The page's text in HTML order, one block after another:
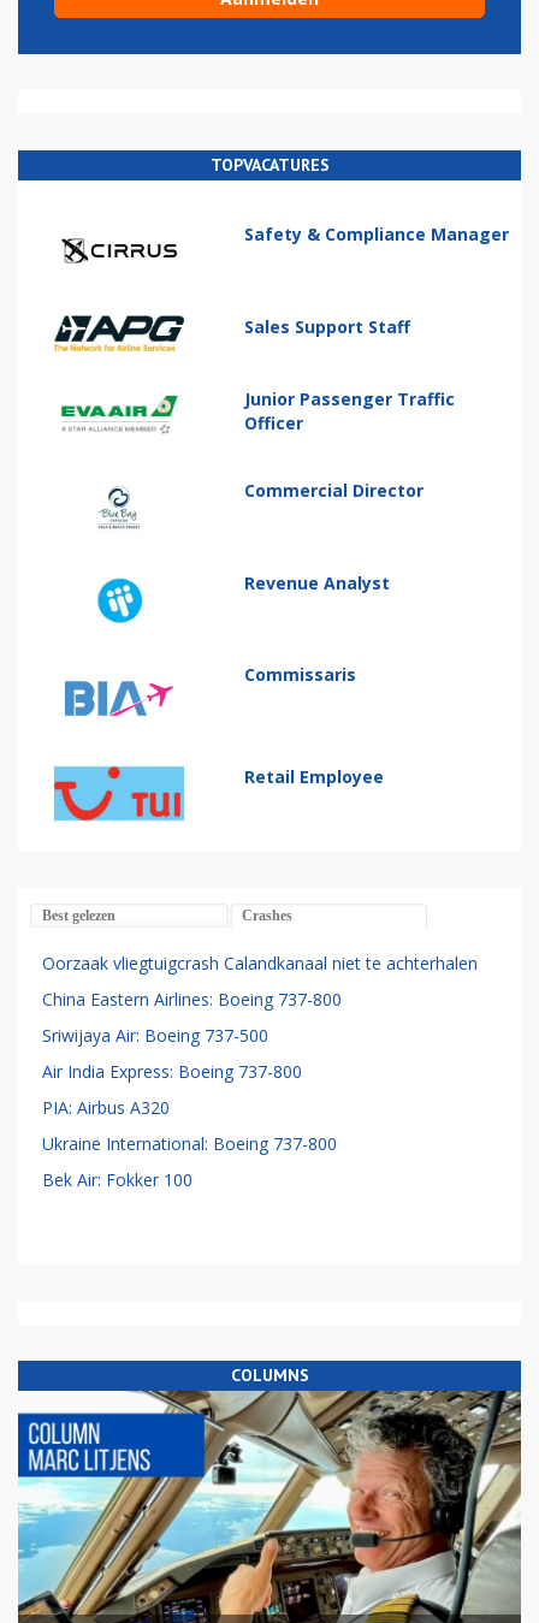
TOPVACATURES
Safety & Compliance Manager
Sales Support Staff
Junior Passenger Traffic
Officer
Commercial Director
Revenue Analyst
Commissaris
Retail Employee
Best gelezen Crashes
Oorzaak vliegtuigcrash Calandkanaal niet te achterhalen
China Eastern Airlines: Boeing 737-800
Sriwijaya Air: Boeing 737-500
Air India Express: Boeing 737-800
PIA: Airbus A320
Ukraine International: Boeing 737-800
Bek Air: Fokker 100
COLUMNS